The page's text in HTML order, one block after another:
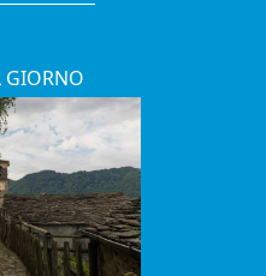
GIORNO